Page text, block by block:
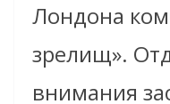
Лондона
зрелищ».
внимания